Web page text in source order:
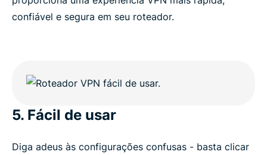
confiável e segura em seu roteador.
5. Fácil de usar
Diga adeus às configurações confusas - basta clicar